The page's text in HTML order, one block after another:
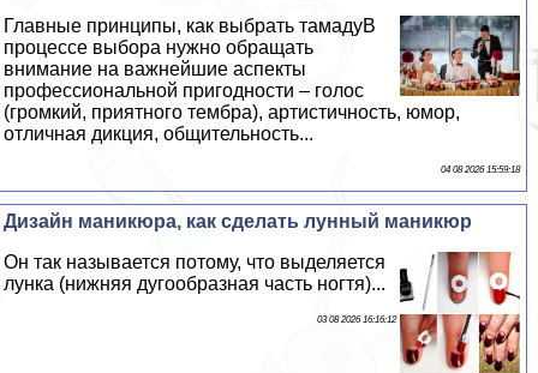
Главные принципы, как выбрать тамадуВ
процессе выбора нужно обращать
внимание на важнейшие аспекты
профессиональной пригодности – голос
(громкий, приятного тембра), артистичность, юмор,
отличная дикция, общительность...
04 08 2026 15:59:18
Дизайн маникюра, как сделать лунный маникюр
Он так называется потому, что выделяется
лунка (нижняя дугообразная часть ногтя)...
03 08 2026 16:16:12